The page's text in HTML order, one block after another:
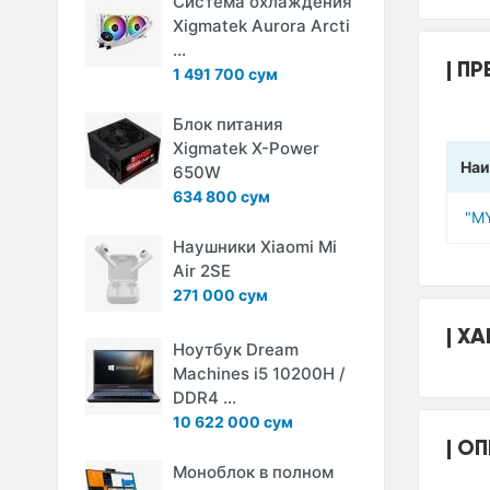
Xigmatek Aurora Arcti
...
1 491 700 сум
Блок питания
Xigmatek X-Power
650W
634 800 сум
Наушники Xiaomi Mi
Air 2SE
271 000 сум
Ноутбук Dream
Machines i5 10200H /
DDR4 ...
10 622 000 сум
Моноблок в полном